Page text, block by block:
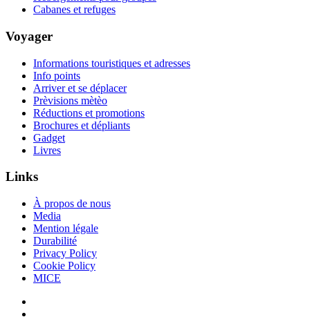
Cabanes et refuges
Voyager
Informations touristiques et adresses
Info points
Arriver et se déplacer
Prèvisions mètèo
Réductions et promotions
Brochures et dépliants
Gadget
Livres
Links
À propos de nous
Media
Mention légale
Durabilité
Privacy Policy
Cookie Policy
MICE